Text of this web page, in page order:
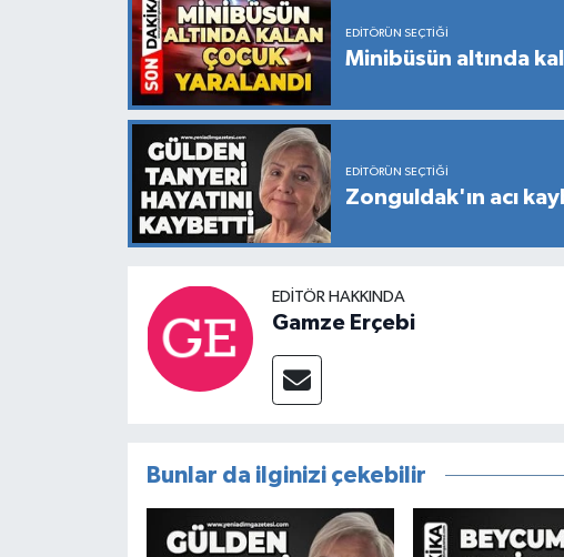
EDITÖRÜN SEÇTIĞI
Minibüsün altında
EDITÖRÜN SEÇTIĞI
Zonguldak'ın acı
EDITÖR HAKKINDA
Gamze Erçebi
Bunlar da ilginizi çekebilir